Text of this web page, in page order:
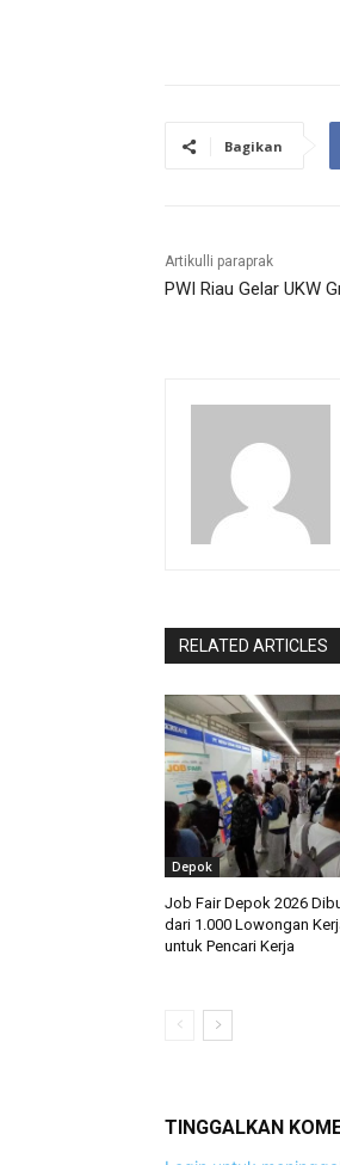
Bagikan
Artikulli paraprak
PWI Riau Gelar UKW
RELATED ARTICLES
Depok
Job Fair Depok 2026
dari 1.000 Lowongan
untuk Pencari Kerja
TINGGALKAN